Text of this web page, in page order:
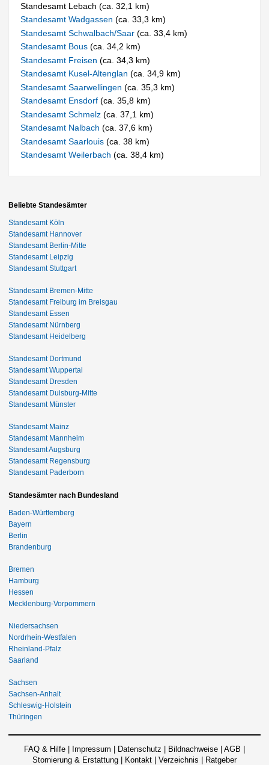
Standesamt Lebach (ca. 32,1 km)
Standesamt Wadgassen(ca. 33,3 km)
Standesamt Schwalbach/Saar(ca. 33,4 km)
Standesamt Bous(ca. 34,2 km)
Standesamt Freisen(ca. 34,3 km)
Standesamt Kusel-Altenglan(ca. 34,9 km)
Standesamt Saarwellingen(ca. 35,3 km)
Standesamt Ensdorf(ca. 35,8 km)
Standesamt Schmelz(ca. 37,1 km)
Standesamt Nalbach(ca. 37,6 km)
Standesamt Saarlouis(ca. 38 km)
Standesamt Weilerbach(ca. 38,4 km)
Beliebte Standesämter
Standesamt Köln
Standesamt Hannover
Standesamt Berlin-Mitte
Standesamt Leipzig
Standesamt Stuttgart
Standesamt Bremen-Mitte
Standesamt Freiburg im Breisgau
Standesamt Essen
Standesamt Nürnberg
Standesamt Heidelberg
Standesamt Dortmund
Standesamt Wuppertal
Standesamt Dresden
Standesamt Duisburg-Mitte
Standesamt Münster
Standesamt Mainz
Standesamt Mannheim
Standesamt Augsburg
Standesamt Regensburg
Standesamt Paderborn
Standesämter nach Bundesland
Baden-Württemberg
Bayern
Berlin
Brandenburg
Bremen
Hamburg
Hessen
Mecklenburg-Vorpommern
Niedersachsen
Nordrhein-Westfalen
Rheinland-Pfalz
Saarland
Sachsen
Sachsen-Anhalt
Schleswig-Holstein
Thüringen
FAQ & Hilfe Impressum Datenschutz Bildnachweise AGB
Stornierung & Erstattung
Kontakt Verzeichnis Ratgeber